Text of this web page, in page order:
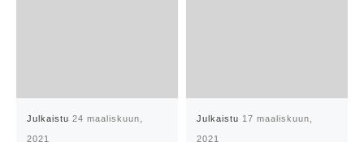
Julkaistu24 maaliskuun,
2021
Julkaistu 17 maaliskuun,
2021